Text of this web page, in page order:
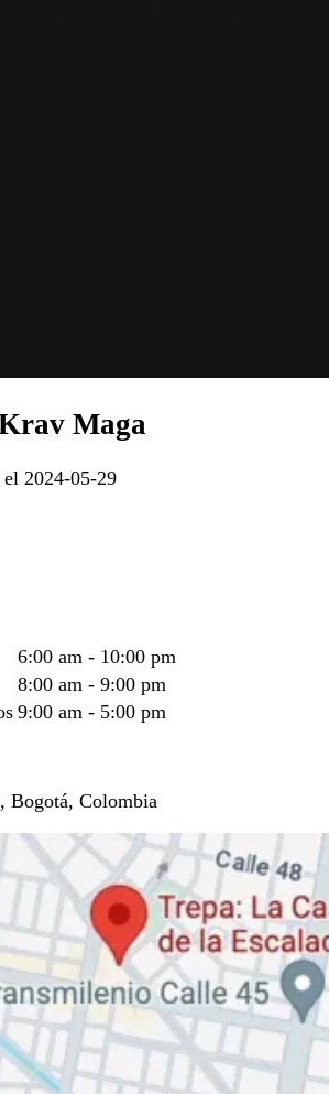
Krav Maga
2024-05-29
6:00 am - 10:00 pm
8:00 am - 9:00 pm
9:00 am - 5:00 pm
Bogotá, Colombia